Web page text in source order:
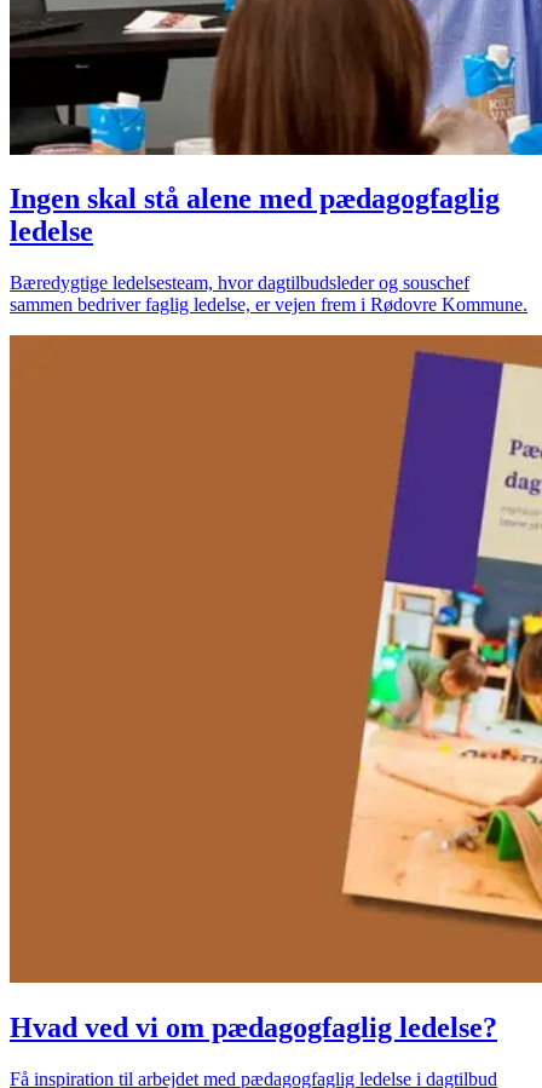
Ingen skal stå alene med pædagogfaglig
ledelse
Bæredygtige ledelsesteam, hvor dagtilbudsleder og souschef
sammen bedriver faglig ledelse, er vejen frem i Rødovre Kommune.
Hvad ved vi om pædagogfaglig ledelse?
Få inspiration til arbejdet med pædagogfaglig ledelse i dagtilbud